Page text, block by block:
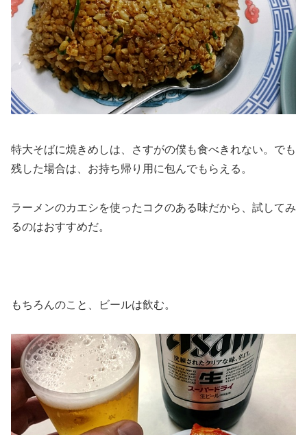
特大そばに焼きめしは、さすがの僕も食べきれない。でも
残した場合は、お持ち帰り用に包んでもらえる。
ラーメンのカエシを使ったコクのある味だから、試してみ
るのはおすすめだ。
もちろんのこと、ビールは飲む。